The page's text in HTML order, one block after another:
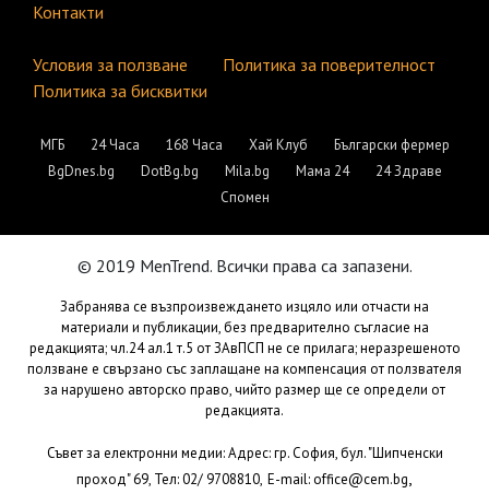
Контакти
Условия за ползване
Политика за поверителност
Политика за бисквитки
МГБ 24 Часа 168 Часа Хай Клуб
Български фермер
BgDnes.bg
DotBg.bg Mila.bg Мама 24
24 Здраве
Спомен
© 2019 MenTrend. Всички права са запазени.
Забранява се възпроизвеждането изцяло или отчасти на
материали и публикации, без предварително съгласие на
редакцията; чл.24 ал.1 т.5 от ЗАвПСП не се прилага; неразрешеното
ползване е свързано със заплащане на компенсация от ползвателя
за нарушено авторско право, чийто размер ще се определи от
редакцията.
Съвет за електронни медии: Адрес: гр. София, бул. "Шипченски
проход" 69, Тел: 02/ 9708810, E-mail:office@cem.bg,